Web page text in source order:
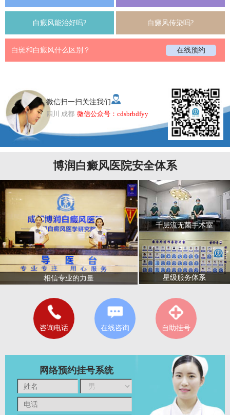
白癜风能治好吗? 白癜风传染吗?
白斑和白癜风什么区别？ 在线预约
微信扫一扫关注我们
四川 成都 微信公众号：cdsbrbdfyy
博润白癜风医院安全体系
相信专业的力量
千层流无菌手术室
星级服务体系
咨询电话 在线咨询 自助挂号
网络预约挂号系统